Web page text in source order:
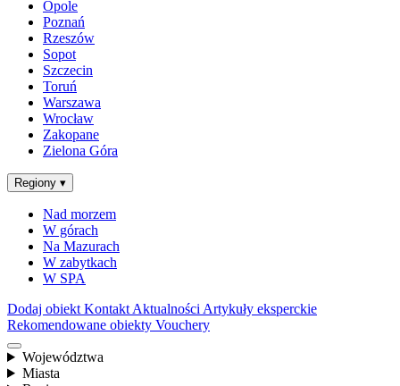
Opole
Poznań
Rzeszów
Sopot
Szczecin
Toruń
Warszawa
Wrocław
Zakopane
Zielona Góra
Regiony ▾
Nad morzem
W górach
Na Mazurach
W zabytkach
W SPA
Dodaj obiekt Kontakt Aktualności Artykuły eksperckie
Rekomendowane obiekty Vouchery
Województwa
Miasta